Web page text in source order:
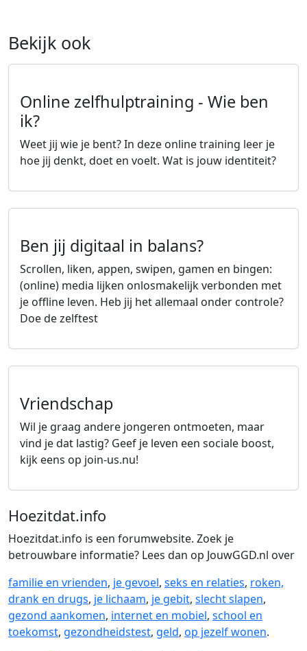
Bekijk ook
Online zelfhulptraining - Wie ben
ik?
Weet jij wie je bent? In deze online training leer je
hoe jij denkt, doet en voelt. Wat is jouw identiteit?
Ben jij digitaal in balans?
Scrollen, liken, appen, swipen, gamen en bingen:
(online) media lijken onlosmakelijk verbonden met
je offline leven. Heb jij het allemaal onder controle?
Doe de zelftest
Vriendschap
Wil je graag andere jongeren ontmoeten, maar
vind je dat lastig? Geef je leven een sociale boost,
kijk eens op join-us.nu!
Hoezitdat.info
Hoezitdat.info is een forumwebsite. Zoek je
betrouwbare informatie? Lees dan op JouwGGD.nl over
familie en vrienden, je gevoel, seks en relaties, roken,
drank en drugs, je lichaam, je gebit, slecht slapen,
gezond aankomen, internet en mobiel, school en
toekomst, gezondheidstest, geld, op jezelf wonen.